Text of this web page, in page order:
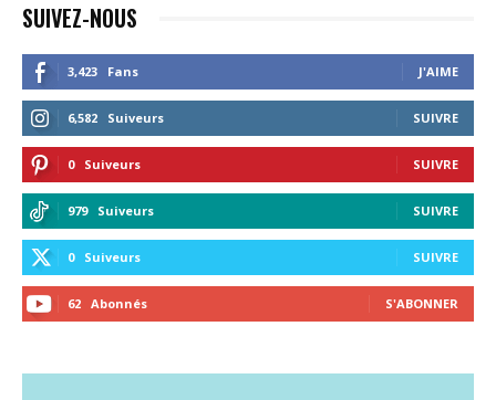
SUIVEZ-NOUS
3,423 Fans J'AIME
6,582 Suiveurs SUIVRE
0 Suiveurs SUIVRE
979 Suiveurs SUIVRE
0 Suiveurs SUIVRE
62 Abonnés S'ABONNER